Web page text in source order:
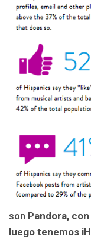
son Pandora,
luego tenemos